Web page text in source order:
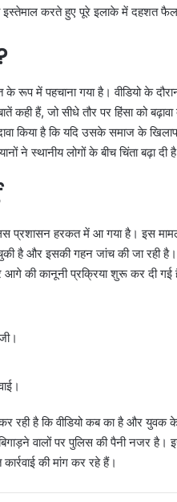
करते हुए पूरे इलाके में दहशत
के रूप में पहचाना गया है। वीडियो के
कही हैं, जो सीधे तौर पर हिंसा को
किया है कि यदि उसके समाज के
ने स्थानीय लोगों के बीच चिंता बढ़ा दी
प्रशासन हरकत में आ गया है। इस
है और इसकी गहन जांच की जा रही
की कानूनी प्रक्रिया शुरू कर दी गई
रही है कि वीडियो कब का है और युवक
वालों पर पुलिस की पैनी नजर
की मांग कर रहे हैं।